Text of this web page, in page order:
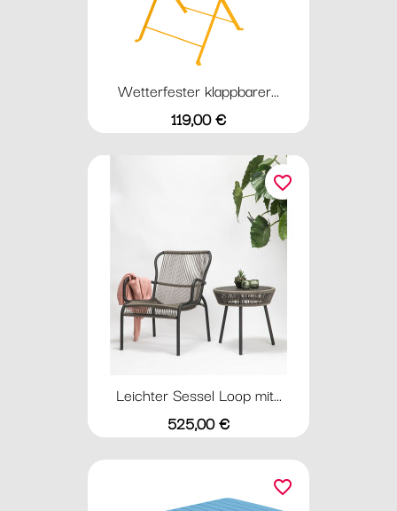
Wetterfester klappbarer...
Preis
119,00 €
Leichter Sessel Loop mit...
Preis
525,00 €
favorite_border
favorite_border